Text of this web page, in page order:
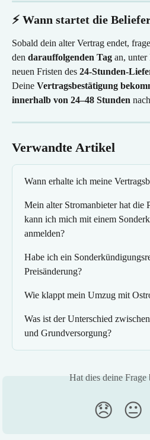
⚡ Wann startet die
Sobald dein alter Vertrag endet,
den darauffolgenden Tag an,
neuen Fristen des 24-Stunden-
Deine Vertragsbestätigung
innerhalb von 24–48 Stunden
Verwandte Artikel
Wann erhalte ich meine
Mein alter Stromanbieter hat die
kann ich mich mit einem
anmelden?
Habe ich ein
Preisänderung?
Wie klappt mein Umzug mit
Was ist der Unterschied
und Grundversorgung?
Hat dies deine Frage
😞 😐